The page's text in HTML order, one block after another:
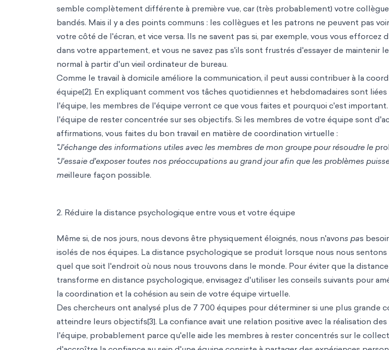
semble complètement différente à première vue, car (très probablement) votre collègue
bandés. Mais il y a des points communs : les collègues et les patrons ne peuvent pas
votre côté de l'écran, et vice versa. Ils ne savent pas si, par exemple, vous vous efforcez
dans votre appartement, et vous ne savez pas s'ils sont frustrés d'essayer de maintenir
normal à partir d'un vieil ordinateur de bureau.
Comme le travail à domicile améliore la communication, il peut aussi contribuer à la
équipe[2]. En expliquant comment vos tâches quotidiennes et hebdomadaires sont
l'équipe, les membres de l'équipe verront ce que vous faites et pourquoi c'est
l'équipe de rester concentrée sur ses objectifs. Si les membres de votre équipe sont
affirmations, vous faites du bon travail en matière de coordination virtuelle :
"J'échange des informations utiles avec les membres de mon groupe pour résoudre le p
"J'essaie d'exposer toutes nos préoccupations au grand jour afin que les problèmes
meilleure façon possible.
2. Réduire la distance psychologique entre vous et votre équipe
Même si, de nos jours, nous devons être physiquement éloignés, nous n'avons pas
isolés de nos équipes. La distance psychologique se produit lorsque nous nous sentons
quel que soit l'endroit où nous nous trouvons dans le monde. Pour éviter que la
transforme en distance psychologique, envisagez d'utiliser les conseils suivants pour
la coordination et la cohésion au sein de votre équipe virtuelle.
Des chercheurs ont analysé plus de 7 700 équipes pour déterminer si une plus grande
atteindre leurs objectifs[3]. La confiance avait une relation positive avec la réalisation
l'équipe, probablement parce qu'elle aide les membres à rester concentrés sur le